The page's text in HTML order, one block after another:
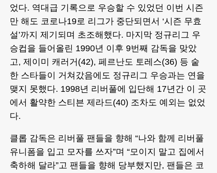
었다. 역대급 기록으로 우승할 수 있었던 이번 시즌
만 해도 코로나19로 리그가 중단되면서 ‘시즌 무효
설’까지 제기되며 초조해했다. 마지막 정규리그 우
승컵을 들어올린 1990년 이후 9번째 감독을 맞았
고, 제이미 캐러거(42), 페르난도 토레스(36) 등 숱
한 스타들이 거쳐갔음에도 정규리그 우승과는 연을
맺지 못했다. 1998년 리버풀에 입단해 17년간 이 곳
에서 활약한 스티븐 제라드(40) 조차도 예외는 없었
다.
클롭 감독은 리버풀 팬들을 향해 “나와 함께 리버풀
유니폼을 입고 모자를 쓰자”며 “모이지 말고 집에서
축하해 달라”고 팬들을 향해 당부했지만, 팬들은 코